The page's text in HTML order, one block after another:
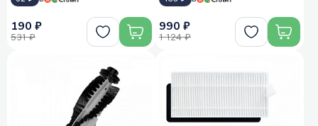
190 ₽
531 ₽
990 ₽
1 124 ₽